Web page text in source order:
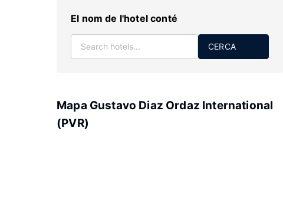
El nom de l'hotel conté
CERCA
Mapa Gustavo Diaz Ordaz International
(PVR)